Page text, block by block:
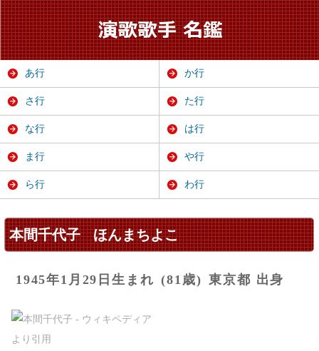
本間千代子 ほんまちよこ
1945年1月29日生まれ (81歳) 東京都 出身
あ行 か行
さ行 た行
な行 は行
ま行 や行
ら行 わ行